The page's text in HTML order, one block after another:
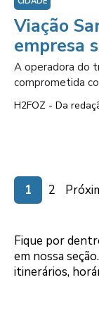
Viação
empresa
A operadora do
comprometida
H2FOZ - Da
Page
1 Page
2
Fique por
em nossa
itinerários,